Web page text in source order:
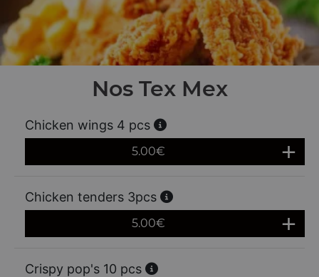
Nos Tex Mex
Chicken wings 4 pcs
5.00€
Chicken tenders 3pcs
5.00€
Crispy pop's 10 pcs